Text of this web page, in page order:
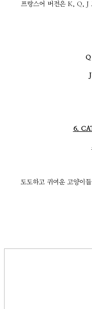
프랑스어 버전은 K, Q, J
6.
도도하고 귀여운 고양이